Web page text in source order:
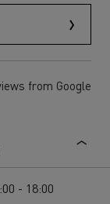
from Google
- 18:00